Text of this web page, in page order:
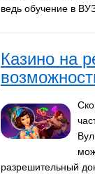
ведь обучение в
Казино на
разрешительный